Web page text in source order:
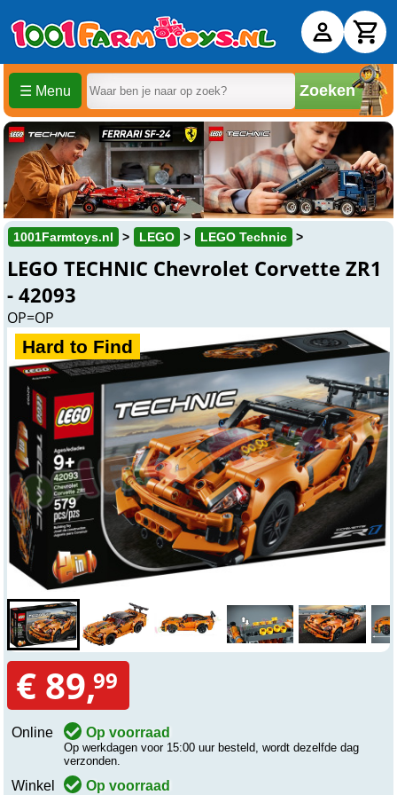
☰ Menu Zoeken
1001Farmtoys.nl LEGO LEGO Technic
LEGO TECHNIC Chevrolet Corvette ZR1
- 42093
OP=OP
Hard to Find
€ 89,99
Online Op voorraad
Op werkdagen voor 15:00 uur besteld, wordt dezelfde dag
verzonden.
Winkel
Op voorraad